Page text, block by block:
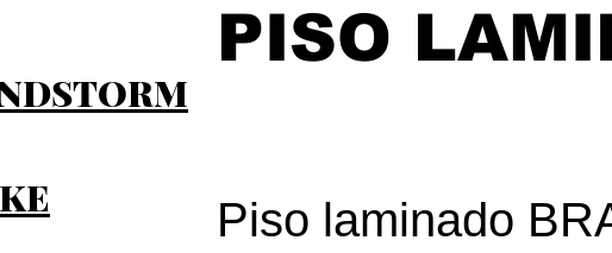
ORM
PISO
Piso laminado